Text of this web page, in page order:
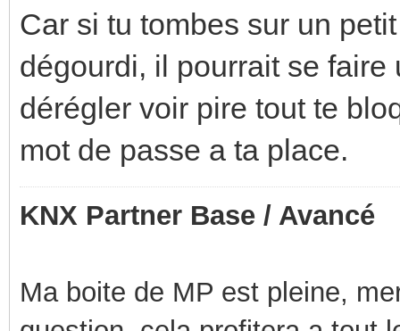
Car si tu tombes sur un
dégourdi, il pourrait se
dérégler voir pire tout te
mot de passe a ta place.
KNX Partner Base / Avancé
Ma boite de MP est pleine,